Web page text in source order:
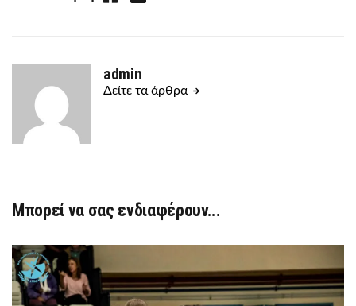
admin
Δείτε τα άρθρα
Μπορεί να σας ενδιαφέρουν...